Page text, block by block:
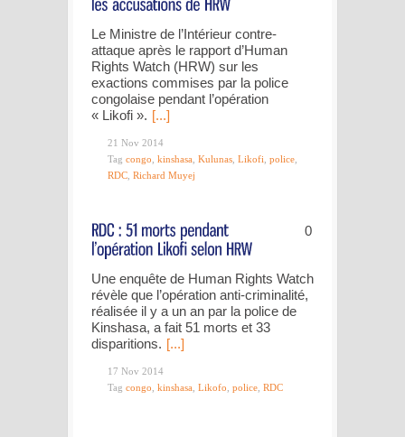
Le Ministre de l’Intérieur contre-
attaque après le rapport d’Human
Rights Watch (HRW) sur les
exactions commises par la police
congolaise pendant l’opération
« Likofi ». [...]
21 Nov 2014
Tag congo kinshasa Kulunas Likofi police
RDC Richard Muyej
0
Une enquête de Human Rights Watch
révèle que l’opération anti-criminalité,
réalisée il y a un an par la police de
Kinshasa, a fait 51 morts et 33
disparitions. [...]
17 Nov 2014
Tag congo kinshasa Likofo police RDC